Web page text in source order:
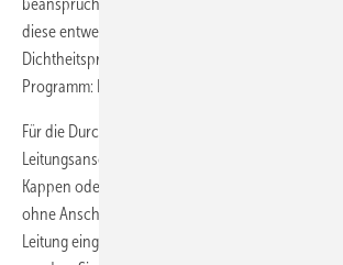
diese entweder sofort, spätestens aber bei der
Dichtheitsprüfung hervortreten. Hier ist der Name
Programm: Es geht darum, wie „belastbar“ das
Für die Durchführung der Belastungsprüfung
Leitungsanschlüsse mit geeigneten Mitteln, wie
Kappen oder Steckscheiben verwahrt werden. Die
ohne Anschluss­armaturen gecheckt. Nur die
Leitung eingebaut sind, können in die Prüfung mit